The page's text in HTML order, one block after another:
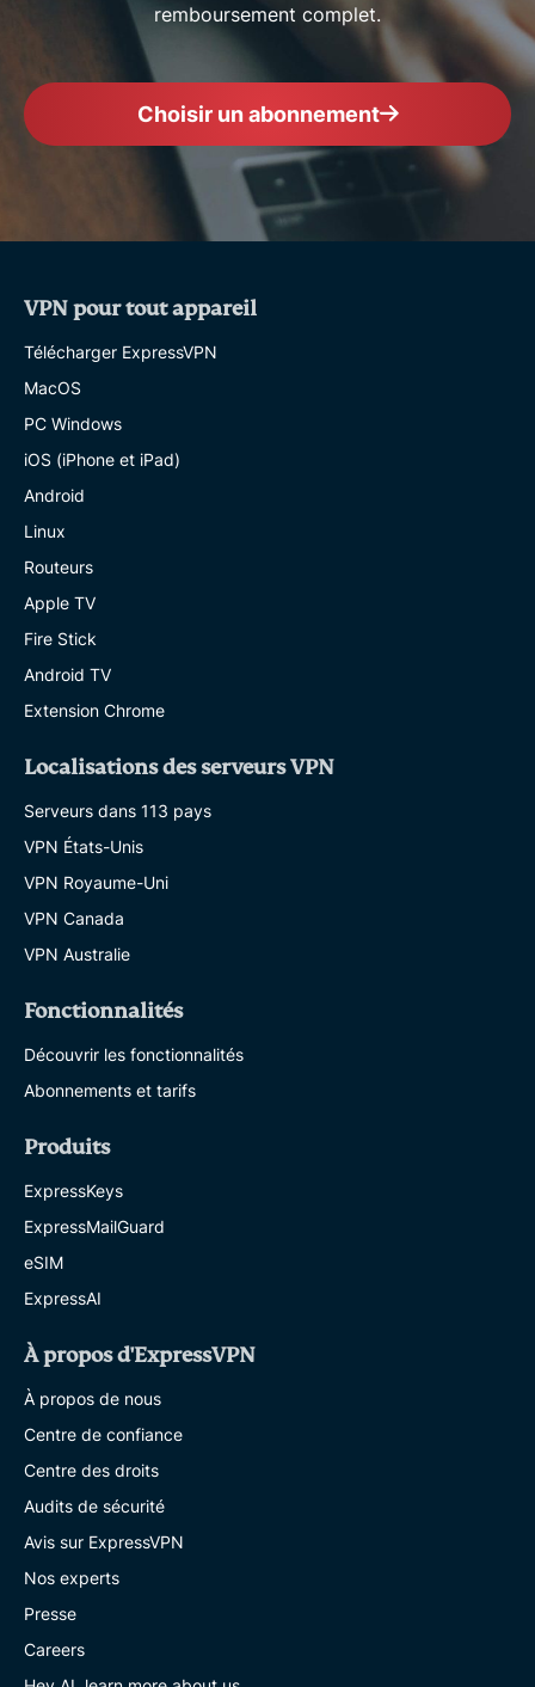
remboursement complet.
Choisir un abonnement
VPN pour tout appareil
Télécharger ExpressVPN
MacOS
PC Windows
iOS (iPhone et iPad)
Android
Linux
Routeurs
Apple TV
Fire Stick
Android TV
Extension Chrome
Localisations des serveurs VPN
Serveurs dans 113 pays
VPN États-Unis
VPN Royaume-Uni
VPN Canada
VPN Australie
Fonctionnalités
Découvrir les fonctionnalités
Abonnements et tarifs
Produits
ExpressKeys
ExpressMailGuard
eSIM
ExpressAI
À propos d'ExpressVPN
À propos de nous
Centre de confiance
Centre des droits
Audits de sécurité
Avis sur ExpressVPN
Nos experts
Presse
Careers